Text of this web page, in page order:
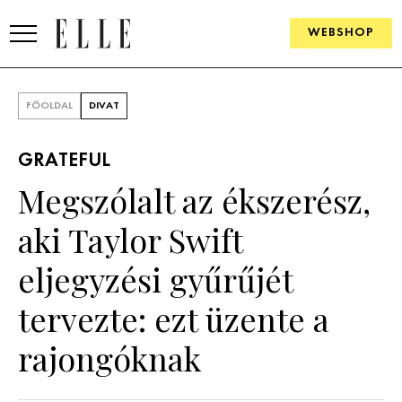
WEBSHOP
SZÉPSÉG
PSZICHÉ
ÉLETMÓD
FŐOLDAL DIVAT
GRATEFUL
Megszólalt az ékszerész,
aki Taylor Swift
eljegyzési gyűrűjét
tervezte: ezt üzente a
rajongóknak